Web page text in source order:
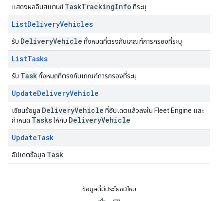
แสดงผลอินสแตนซ์TaskTrackingInfo ที่ระบุ
ListDeliveryVehicles
รับ DeliveryVehicle ทั้งหมดที่ตรงกับเกณฑ์การกรองที่ระบุ
ListTasks
รับ Taskทั้งหมดที่ตรงกับเกณฑ์การกรองที่ระบุ
UpdateDeliveryVehicle
เขียนข้อมูล DeliveryVehicle ที่อัปเดตแล้วลงใน Fleet Engine และ
กำหนด Tasksให้กับ DeliveryVehicle
UpdateTask
อัปเดตข้อมูล Task
ข้อมูลนี้มีประโยชน์ไหม